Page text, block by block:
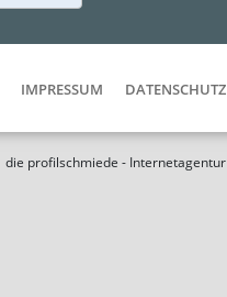
IMPRESSUM DATENSCHUTZ
die profilschmiede - Internetagentur